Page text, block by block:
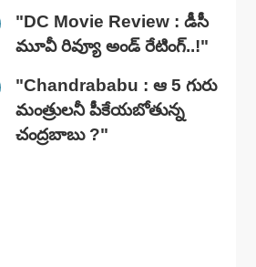
"DC Movie Review : డీసీ
మూవీ రివ్యూ అండ్ రేటింగ్‌..!"
"Chandrababu : ఆ 5 గురు
మంత్రులనీ పీకేయబోతున్న
చంద్రబాబు ?"